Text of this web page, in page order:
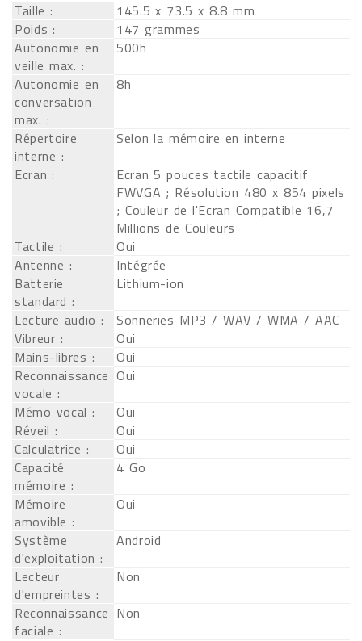
Taille :
145.5 x 73.5 x 8.8 mm
Poids :
147 grammes
Autonomie en
veille max. :
500h
Autonomie en
conversation
max. :
8h
Répertoire
interne :
Selon la mémoire en interne
Ecran :
Ecran 5 pouces tactile capacitif
FWVGA ; Résolution 480 x 854 pixels
; Couleur de l'Ecran Compatible 16,7
Millions de Couleurs
Tactile :
Oui
Antenne :
Intégrée
Batterie
standard :
Lithium-ion
Lecture audio :
Sonneries MP3 / WAV / WMA / AAC
Vibreur :
Oui
Mains-libres :
Oui
Reconnaissance
vocale :
Oui
Mémo vocal :
Oui
Réveil :
Oui
Calculatrice :
Oui
Capacité
mémoire :
4 Go
Mémoire
amovible :
Oui
Système
d'exploitation :
Android
Lecteur
d'empreintes :
Non
Reconnaissance
faciale :
Non